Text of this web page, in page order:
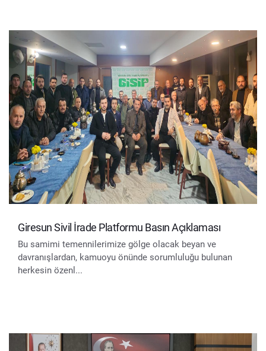
Giresun Sivil İrade Platformu Basın Açıklaması
Bu samimi temennilerimize gölge olacak beyan ve
davranışlardan, kamuoyu önünde sorumluluğu bulunan
herkesin özenl...